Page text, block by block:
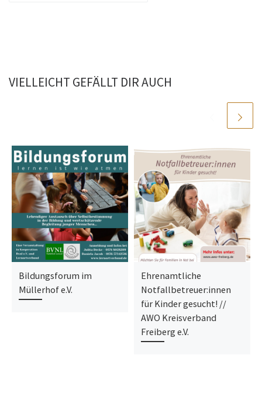
VIELLEICHT GEFÄLLT DIR AUCH
Bildungsforum im
Müllerhof e.V.
Ehrenamtliche
Notfallbetreuer:innen
für Kinder gesucht! //
AWO Kreisverband
Freiberg e.V.